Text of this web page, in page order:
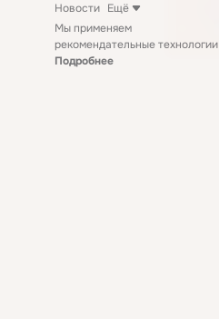
Новости Ещё
Мы применяем
рекомендательные технологии
Подробнее